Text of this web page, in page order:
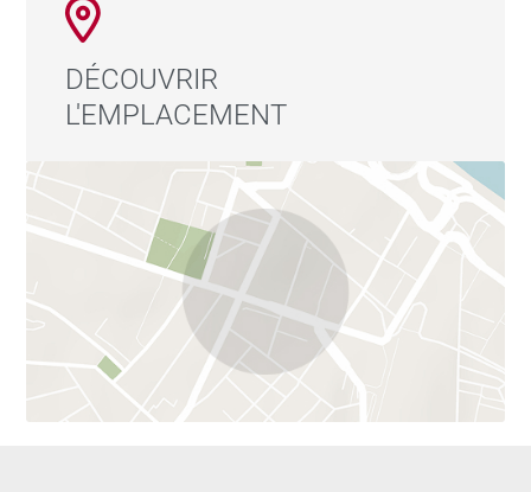
DÉCOUVRIR
L'EMPLACEMENT